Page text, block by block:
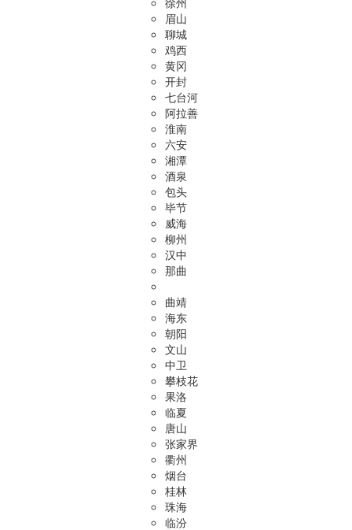
眉山
聊城
鸡西
黄冈
开封
七台河
阿拉善
淮南
六安
湘潭
酒泉
包头
毕节
威海
柳州
汉中
那曲
曲靖
海东
朝阳
文山
中卫
攀枝花
果洛
临夏
唐山
张家界
衢州
烟台
桂林
珠海
临汾